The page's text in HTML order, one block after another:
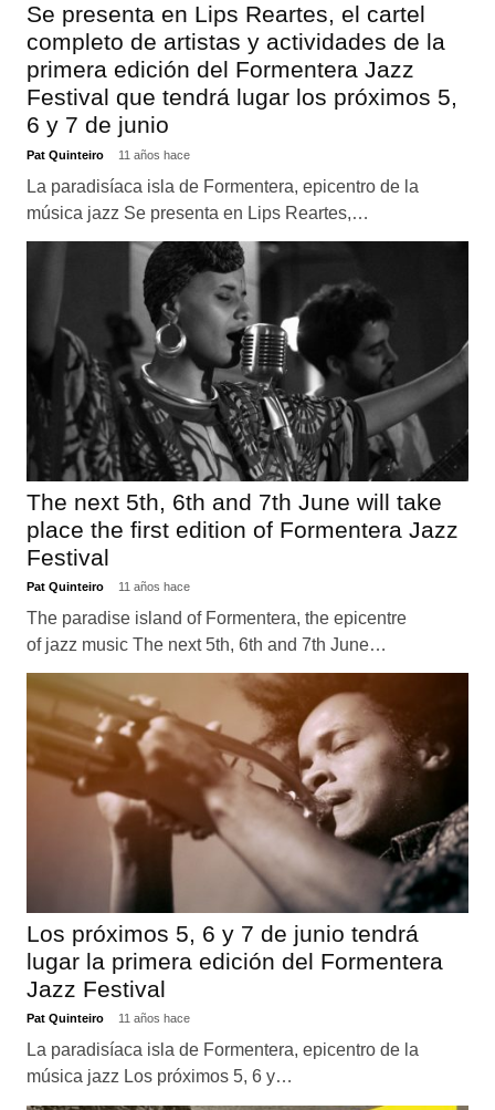
Se presenta en Lips Reartes, el cartel
completo de artistas y actividades de la
primera edición del Formentera Jazz
Festival que tendrá lugar los próximos 5,
6 y 7 de junio
Pat Quinteiro 11 años hace
La paradisíaca isla de Formentera, epicentro de la
música jazz Se presenta en Lips Reartes,…
The next 5th, 6th and 7th June will take
place the first edition of Formentera Jazz
Festival
Pat Quinteiro 11 años hace
The paradise island of Formentera, the epicentre
of jazz music The next 5th, 6th and 7th June…
Los próximos 5, 6 y 7 de junio tendrá
lugar la primera edición del Formentera
Jazz Festival
Pat Quinteiro 11 años hace
La paradisíaca isla de Formentera, epicentro de la
música jazz Los próximos 5, 6 y…